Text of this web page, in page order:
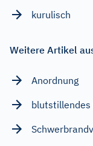
kurulisch
Weitere Artikel
Anordnung